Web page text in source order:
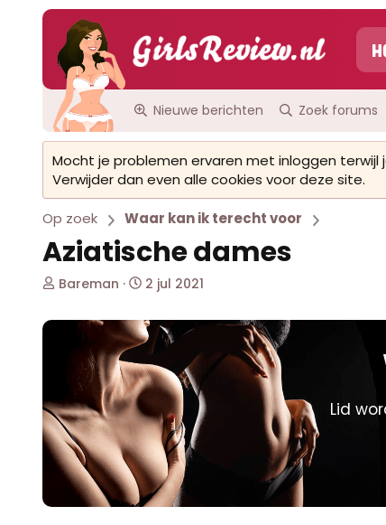
Nieuwe berichten Zoek forums
Mocht je problemen ervaren met inloggen
Verwijder dan even alle cookies voor deze site.
Op zoek Waar kan ik terecht voor
Aziatische dames
O
d
r
p
s
t
a
t
Bareman
S
a
r
d
a
u
m
2 jul 2021
Lid